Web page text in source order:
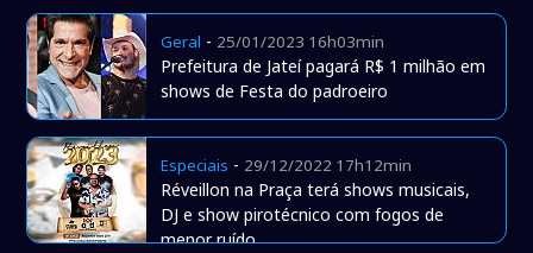
Geral - 25/01/2023 16h03min
Prefeitura de Jateí pagará R$ 1 milhão em
shows de Festa do padroeiro
Especiais - 29/12/2022 17h12min
Réveillon na Praça terá shows musicais,
DJ e show pirotécnico com fogos de
menor ruído